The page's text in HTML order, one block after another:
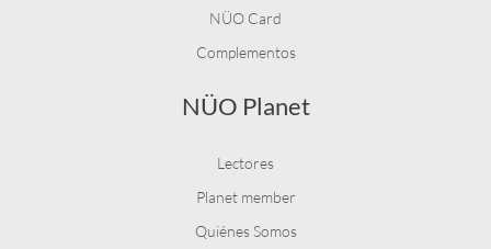
NÜO Card
Complementos
NÜO Planet
Lectores
Planet member
Quiénes Somos